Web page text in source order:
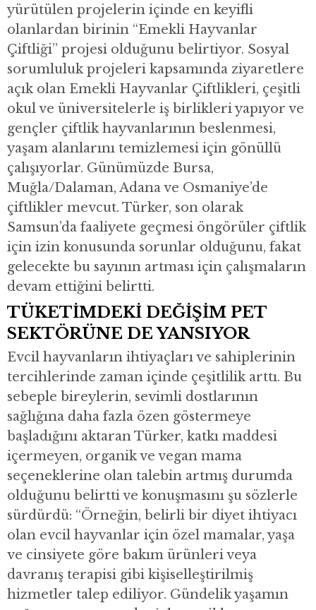
yürütülen projelerin içinde en keyifli
olanlardan birinin “Emekli Hayvanlar
Çiftliği” projesi olduğunu belirtiyor. Sosyal
sorumluluk projeleri kapsamında ziyaretlere
açık olan Emekli Hayvanlar Çiftlikleri, çeşitli
okul ve üniversitelerle iş birlikleri yapıyor ve
gençler çiftlik hayvanlarının beslenmesi,
yaşam alanlarını temizlemesi için gönüllü
çalışıyorlar. Günümüzde Bursa,
Muğla/Dalaman, Adana ve Osmaniye’de
çiftlikler mevcut. Türker, son olarak
Samsun’da faaliyete geçmesi öngörüler çiftlik
için izin konusunda sorunlar olduğunu, fakat
gelecekte bu sayının artması için çalışmaların
devam ettiğini belirtti.
TÜKETİMDEKİ DEĞİŞİM PET
SEKTÖRÜNE DE YANSIYOR
Evcil hayvanların ihtiyaçları ve sahiplerinin
tercihlerinde zaman içinde çeşitlilik arttı. Bu
sebeple bireylerin, sevimli dostlarının
sağlığına daha fazla özen göstermeye
başladığını aktaran Türker, katkı maddesi
içermeyen, organik ve vegan mama
seçeneklerine olan talebin artmış durumda
olduğunu belirtti ve konuşmasını şu sözlerle
sürdürdü: “Örneğin, belirli bir diyet ihtiyacı
olan evcil hayvanlar için özel mamalar, yaşa
ve cinsiyete göre bakım ürünleri veya
davranış terapisi gibi kişiselleştirilmiş
hizmetler talep ediliyor. Gündelik yaşamın